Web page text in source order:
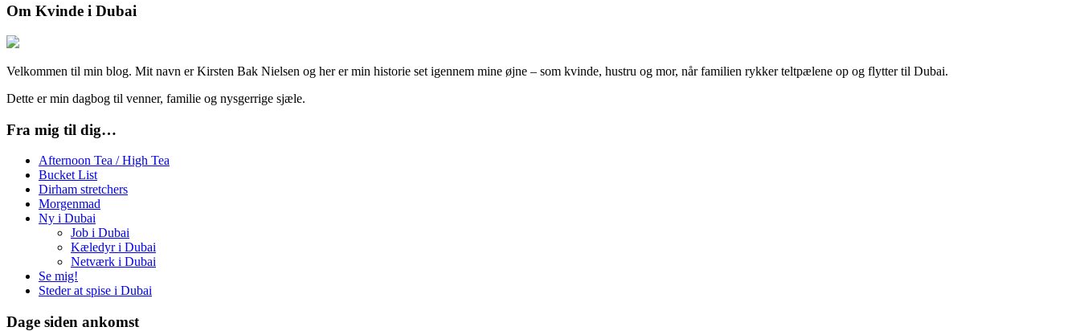
Om Kvinde i Dubai
Velkommen til min blog. Mit navn er Kirsten Bak Nielsen og her er min historie set igennem mine øjne – som kvinde, hustru og mor, når familien rykker teltpælene op og flytter til Dubai.
Dette er min dagbog til venner, familie og nysgerrige sjæle.
Fra mig til dig…
Afternoon Tea / High Tea
Bucket List
Dirham stretchers
Morgenmad
Ny i Dubai
Job i Dubai
Kæledyr i Dubai
Netværk i Dubai
Se mig!
Steder at spise i Dubai
Dage siden ankomst